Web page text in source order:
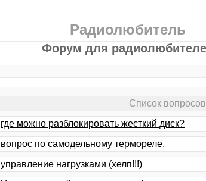
Радиолюбитель
Форум для
Список
где можно разблокировать жесткий диск?
вопрос по самодельному термореле.
управление нагрузками (хелп!!!)